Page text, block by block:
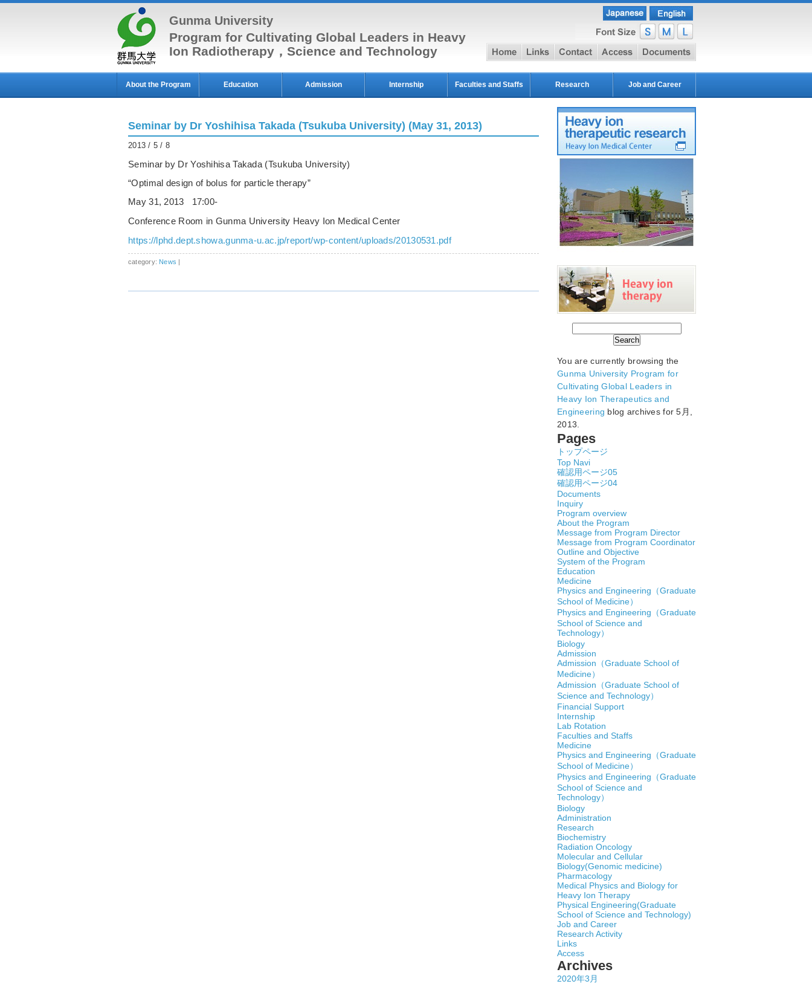
Gunma University
Program for Cultivating Global Leaders in Heavy
Ion Radiotherapy，Science and Technology
home link contact access
About the Program Education Admission Internship Faculties and Staffs Research Job and Career
Seminar by Dr Yoshihisa Takada (Tsukuba University) (May 31, 2013)
2013 / 5 / 8
Seminar by Dr Yoshihisa Takada (Tsukuba University)
“Optimal design of bolus for particle therapy”
May 31, 2013 17:00-
Conference Room in Gunma University Heavy Ion Medical Center
https://lphd.dept.showa.gunma-u.ac.jp/report/wp-content/uploads/20130531.pdf
category: News |
You are currently browsing the
Gunma University Program for
Cultivating Global Leaders in
Heavy Ion Therapeutics and
Engineering blog archives for 5月,
2013.
Pages
トップページ
Top Navi
確認用ページ05
確認用ページ04
Documents
Inquiry
Program overview
About the Program
Message from Program Director
Message from Program Coordinator
Outline and Objective
System of the Program
Education
Medicine
Physics and Engineering（Graduate
School of Medicine）
Physics and Engineering（Graduate
School of Science and
Technology）
Biology
Admission
Admission（Graduate School of
Medicine）
Admission（Graduate School of
Science and Technology）
Financial Support
Internship
Lab Rotation
Faculties and Staffs
Medicine
Physics and Engineering（Graduate
School of Medicine）
Physics and Engineering（Graduate
School of Science and
Technology）
Biology
Administration
Research
Biochemistry
Radiation Oncology
Molecular and Cellular
Biology(Genomic medicine)
Pharmacology
Medical Physics and Biology for
Heavy Ion Therapy
Physical Engineering(Graduate
School of Science and Technology)
Job and Career
Research Activity
Links
Access
Archives
2020年3月